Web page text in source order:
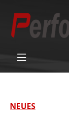
springen
NEUES